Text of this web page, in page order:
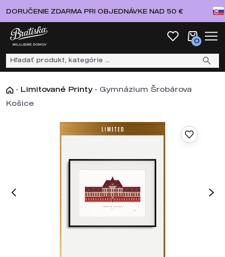
DORUČENIE ZDARMA PRI OBJEDNÁVKE NAD 50 €
0
- Limitované Printy - Gymnázium Šrobárova
Košice